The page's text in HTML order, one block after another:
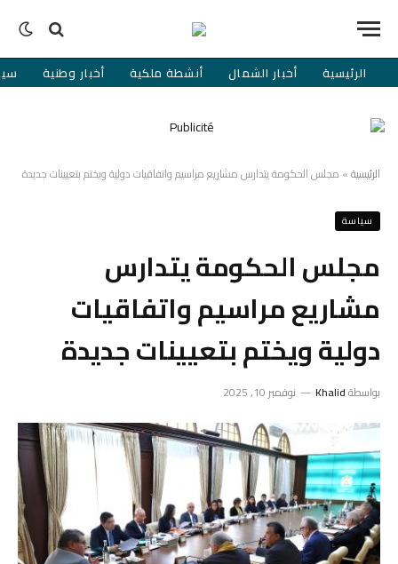
الرئيسية أخبار الشمال أنشطة ملكية أخبار وطنية
الرئيسية» مجلس الحكومة يتدارس مشاريع مراسيم واتفاقيات دولية ويختم بتعيينات جديدة
سياسة
مجلس الحكومة يتدارس
مشاريع مراسيم واتفاقيات
دولية ويختم بتعيينات جديدة
بواسطةKhalid نوفمبر 10, 2025